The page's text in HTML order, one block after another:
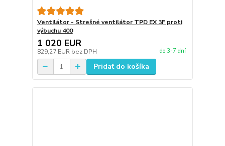
Ventilátor - Strešné ventilátor TPD EX 3F proti
výbuchu 400
1 020 EUR
829,27 EUR bez DPH do 3-7 dní
Pridať do košíka